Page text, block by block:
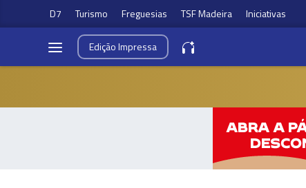
D7 Turismo Freguesias TSF Madeira Iniciativas
EdiçãoImpressa